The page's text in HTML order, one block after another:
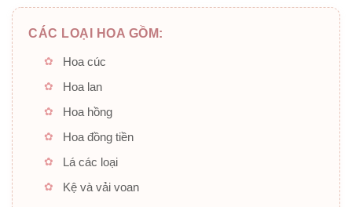
CÁC LOẠI HOA GỒM:
Hoa cúc
Hoa lan
Hoa hồng
Hoa đồng tiền
Lá các loại
Kệ và vải voan